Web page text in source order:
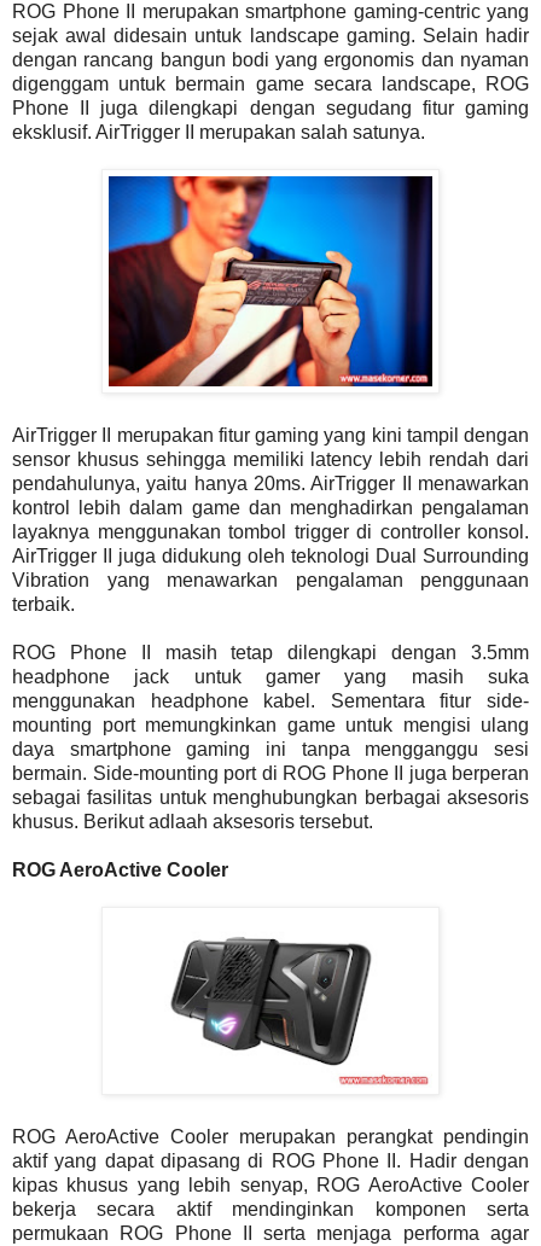
ROG Phone II merupakan smartphone gaming-centric yang
sejak awal didesain untuk landscape gaming. Selain hadir
dengan rancang bangun bodi yang ergonomis dan nyaman
digenggam untuk bermain game secara landscape, ROG
Phone II juga dilengkapi dengan segudang fitur gaming
eksklusif. AirTrigger II merupakan salah satunya.
AirTrigger II merupakan fitur gaming yang kini tampil dengan
sensor khusus sehingga memiliki latency lebih rendah dari
pendahulunya, yaitu hanya 20ms. AirTrigger II menawarkan
kontrol lebih dalam game dan menghadirkan pengalaman
layaknya menggunakan tombol trigger di controller konsol.
AirTrigger II juga didukung oleh teknologi Dual Surrounding
Vibration yang menawarkan pengalaman penggunaan
terbaik.
ROG Phone II masih tetap dilengkapi dengan 3.5mm
headphone jack untuk gamer yang masih suka
menggunakan headphone kabel. Sementara fitur side-
mounting port memungkinkan game untuk mengisi ulang
daya smartphone gaming ini tanpa mengganggu sesi
bermain. Side-mounting port di ROG Phone II juga berperan
sebagai fasilitas untuk menghubungkan berbagai aksesoris
khusus. Berikut adlaah aksesoris tersebut.
ROG AeroActive Cooler
ROG AeroActive Cooler merupakan perangkat pendingin
aktif yang dapat dipasang di ROG Phone II. Hadir dengan
kipas khusus yang lebih senyap, ROG AeroActive Cooler
bekerja secara aktif mendinginkan komponen serta
permukaan ROG Phone II serta menjaga performa agar